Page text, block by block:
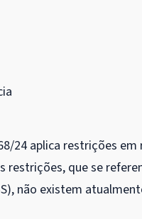
24 aplica restrições
restrições, que se
não existem